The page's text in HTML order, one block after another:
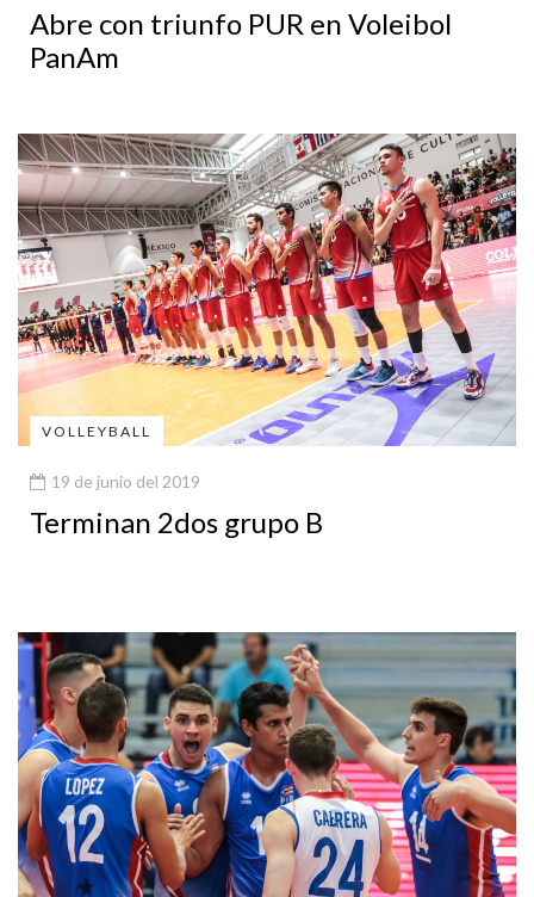
Abre con triunfo PUR en Voleibol
PanAm
VOLLEYBALL
19 de junio del 2019
Terminan 2dos grupo B